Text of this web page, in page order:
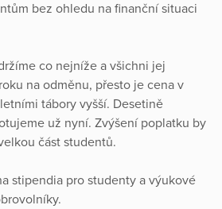
bez ohledu na finanční situaci
co nejníže a všichni jej
na odměnu, přesto je cena v
tábory vyšší. Desetině
už nyní. Zvýšení poplatku by
část studentů.
stipendia pro studenty a výukové